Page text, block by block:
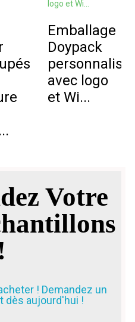
Emballage
Doypack
personnalisé
avec logo
et Wi...
Votre
! Demandez un
dès aujourd'hui !